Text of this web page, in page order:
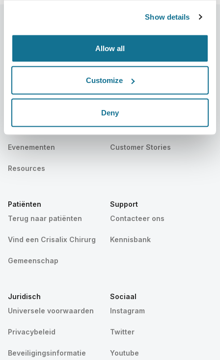
Show details
Allow all
Customize
Deny
Over ons
Publicaties
Evenementen
Resources
Chirurgen
Terug naar Chirurgen
3D business manager
Patiëntrecensies
Customer Stories
Patiënten
Terug naar patiënten
Vind een Crisalix Chirurg
Gemeenschap
Support
Contacteer ons
Kennisbank
Juridisch
Universele voorwaarden
Privacybeleid
Beveiligingsinformatie
Sociaal
Instagram
Twitter
Youtube